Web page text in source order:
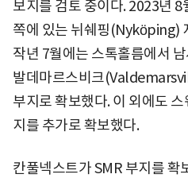
보지를 검토 중이다. 2023년 8
쪽에 있는 뉘쉐핑(Nyköping)
작년 7월에는 스톡홀름에서
발데마르스비크
부지로 확보했다. 이 외에도
지를 추가로 확보했다.
칸풀넥스트가 SMR 부지를 확